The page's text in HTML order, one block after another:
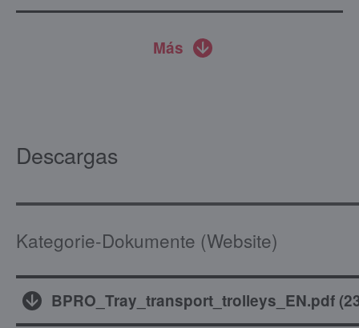
Más
Descargas
Kategorie-Dokumente (Website)
BPRO_Tray_transport_trolleys_EN.pdf (